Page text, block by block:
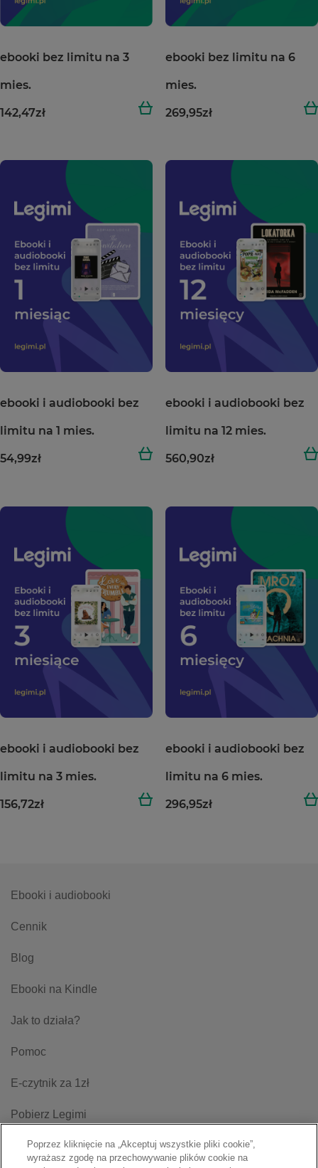
ebooki bez limitu na 3
mies.
142,47zł
ebooki bez limitu na 6
mies.
269,95zł
ebooki i audiobooki bez
limitu na 1 mies.
54,99zł
ebooki i audiobooki bez
limitu na 12 mies.
560,90zł
ebooki i audiobooki bez
limitu na 3 mies.
156,72zł
ebooki i audiobooki bez
limitu na 6 mies.
296,95zł
Ebooki i audiobooki
Cennik
Blog
Ebooki na Kindle
Jak to działa?
Pomoc
E-czytnik za 1zł
Pobierz Legimi
Regulamin
Poprzez kliknięcie na „Akceptuj wszystkie pliki cookie”,
wyrażasz zgodę na przechowywanie plików cookie na